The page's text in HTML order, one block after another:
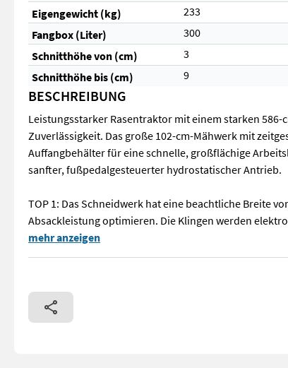
Eigengewicht (kg)
233
Fangbox (Liter)
300
Schnitthöhe von (cm)
3
Schnitthöhe bis (cm)
9
BESCHREIBUNG
Leistungsstarker Rasentraktor mit einem starken 586-
Zuverlässigkeit. Das große 102-cm-Mähwerk mit
Auffangbehälter für eine schnelle, großflächige
sanfter, fußpedalgesteuerter hydrostatischer Antrieb.
TOP 1: Das Schneidwerk hat eine beachtliche Breite
Absackleistung optimieren. Die Klingen werden
Leistungsstarker Rasentraktor mit einem starken
mehr anzeigen